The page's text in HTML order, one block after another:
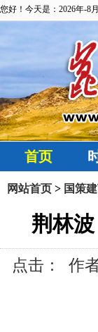
您好！今天是：2026年-8
首页
网站首页 > 国策
荆林
点击：
作